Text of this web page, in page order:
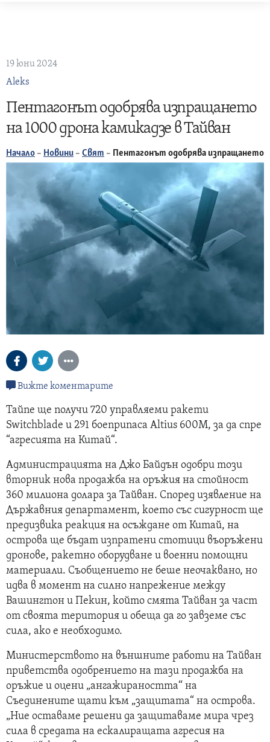
19 юни 2024
Aleks
Пентагонът одобрява изпращането
на 1000 дрона камикадзе в Тайван
Начало – Новини – Свят – Пентагонът одобрява изпращането
Вижте коментарите
Тайпе ще получи 720 управляеми ракети
Switchblade и 291 боеприпаса Altius 600M, за да спре
“агресията на Китай“.
Администрацията на Джо Байдън одобри този
вторник нова продажба на оръжия на стойност
360 милиона долара за Тайван. Според изявление на
Държавния департамент, което със сигурност ще
предизвика реакция на осъждане от Китай, на
острова ще бъдат изпратени стотици въоръжени
дронове, ракетно оборудване и военни помощни
материали. Съобщението не беше неочаквано, но
идва в момент на силно напрежение между
Вашингтон и Пекин, който смята Тайван за част
от своята територия и обеща да го завземе със
сила, ако е необходимо.
Министерството на външните работи на Тайван
приветства одобрението на тази продажба на
оръжие и оцени „ангажираността“ на
Съединените щати към „защитата“ на острова.
„Ние оставаме решени да защитаваме мира чрез
сила в средата на ескалиращата агресия на